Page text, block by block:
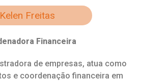
Kelen Freitas
Financeira
de empresas, atua como
e coordenação financeira em